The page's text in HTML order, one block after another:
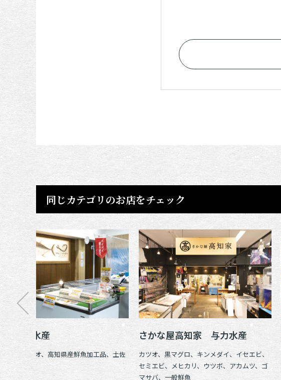
同じカテゴリのお店をチェック
カシン水産
グロ、カツオ、高知県産鮮魚加工品、土佐
とめまぐろ
さかな屋高知家 与力水産
カツオ、黒マグロ、キンメダイ、イセエビ、
セミエビ、メヒカリ、ウツボ、アカムツ、ゴ
マサバ、一般鮮魚